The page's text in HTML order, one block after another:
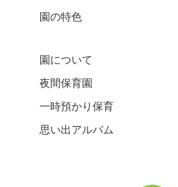
園の特色
園について
夜間保育園
一時預かり保育
思い出アルバム